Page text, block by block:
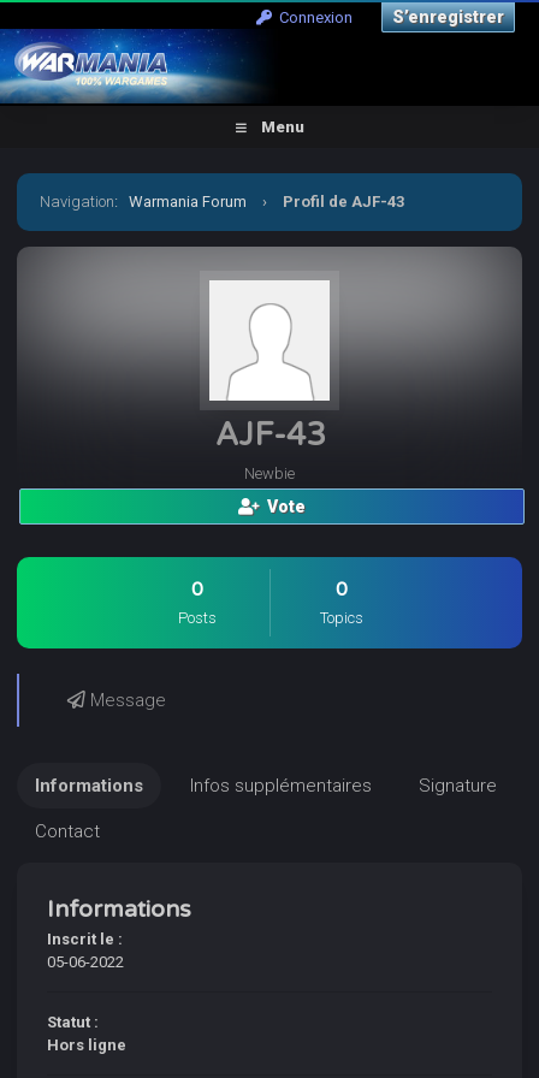
Connexion S’enregistrer
Menu
Navigation:Warmania Forum › Profil de AJF-43
AJF-43
Newbie
Vote
0
Posts
0
Topics
Message
Informations Infos supplémentaires Signature
Contact
Informations
Inscrit le :
05-06-2022
Statut :
Hors ligne